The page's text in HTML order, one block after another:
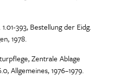
393, Bestellung der Eidg.
1978.
Zentrale Ablage
Allgemeines, 1976–1979.